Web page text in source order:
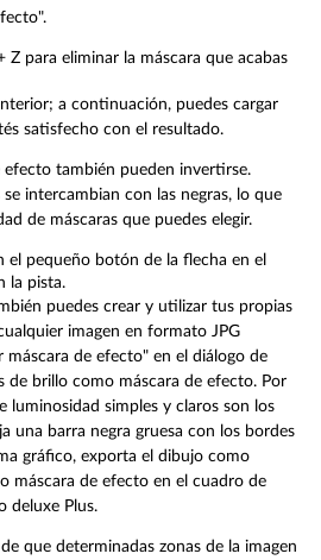
para eliminar la máscara que acabas
a continuación, puedes cargar
satisfecho con el resultado.
efecto también pueden invertirse.
se intercambian con las negras, lo que
de máscaras que puedes elegir.
el pequeño botón de la flecha en el
la pista.
puedes crear y utilizar tus propias
imagen en formato JPG
máscara de efecto" en el diálogo de
de brillo como máscara de efecto. Por
luminosidad simples y claros son los
una barra negra gruesa con los bordes
gráfico, exporta el dibujo como
máscara de efecto en el cuadro de
deluxe Plus.
que determinadas zonas de la imagen